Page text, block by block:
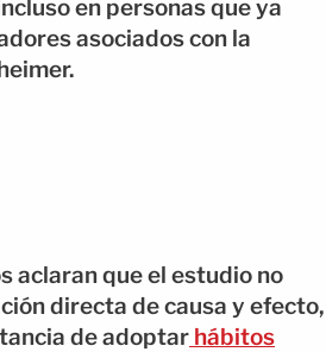
en personas que ya
asociados con la
aclaran que el estudio no
directa de causa y efecto,
de adoptar hábitos